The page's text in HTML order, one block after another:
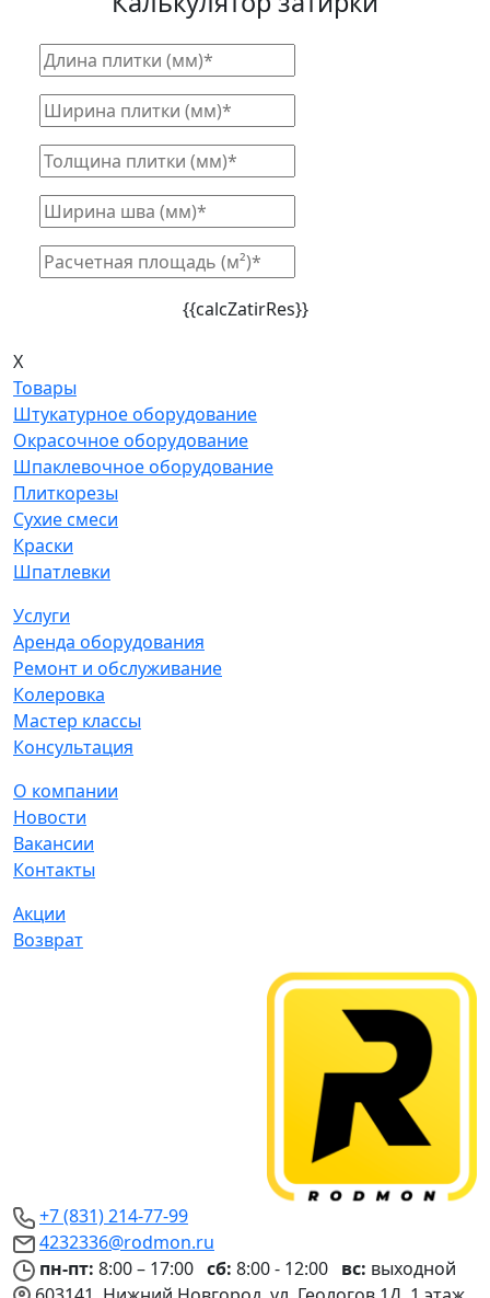
{{calcZatirRes}}
X
Товары
Штукатурное оборудование
Окрасочное оборудование
Шпаклевочное оборудование
Плиткорезы
Сухие смеси
Краски
Шпатлевки
Услуги
Аренда оборудования
Ремонт и обслуживание
Колеровка
Мастер классы
Консультация
О компании
Новости
Вакансии
Контакты
Акции
Возврат
+7 (831) 214-77-99
4232336@rodmon.ru
пн-пт: 8:00 – 17:00 сб: 8:00 - 12:00 вс: выходной